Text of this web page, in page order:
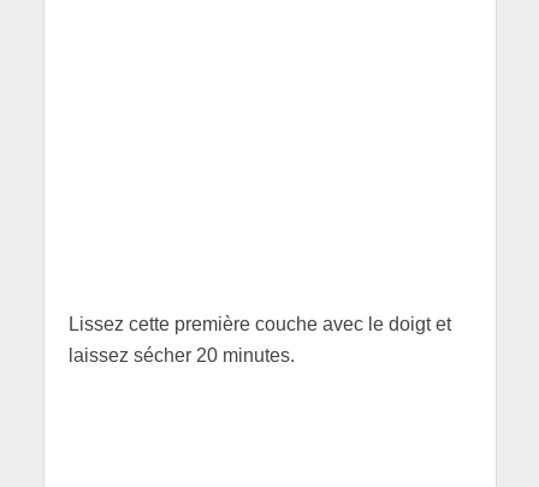
Lissez cette première couche avec le doigt et
laissez sécher 20 minutes.